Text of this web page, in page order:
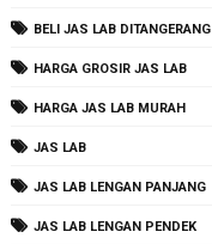
BELI JAS LAB DITANGERANG
HARGA GROSIR JAS LAB
HARGA JAS LAB MURAH
JAS LAB
JAS LAB LENGAN PANJANG
JAS LAB LENGAN PENDEK